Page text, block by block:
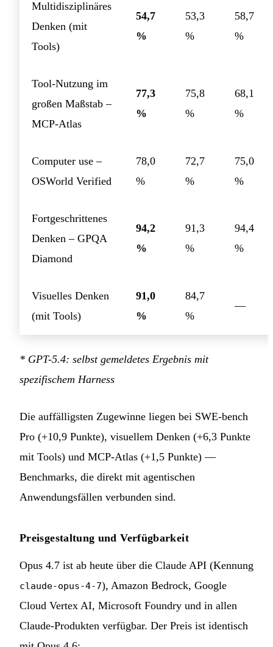
Multidisziplinäres
Denken (mit
Tools)
54,7
%
53,3
%
58,7
%
Tool-Nutzung im
großen Maßstab –
MCP-Atlas
77,3
%
75,8
%
68,1
%
Computer use –
OSWorld Verified
78,0
%
72,7
%
75,0
%
Fortgeschrittenes
Denken – GPQA
Diamond
94,2
%
91,3
%
94,4
%
Visuelles Denken
(mit Tools)
91,0
%
84,7
%
—
* GPT-5.4: selbst gemeldetes Ergebnis mit
spezifischem Harness
Die auffälligsten Zugewinne liegen bei SWE-bench
Pro (+10,9 Punkte), visuellem Denken (+6,3 Punkte
mit Tools) und MCP-Atlas (+1,5 Punkte) —
Benchmarks, die direkt mit agentischen
Anwendungsfällen verbunden sind.
Preisgestaltung und Verfügbarkeit
Opus 4.7 ist ab heute über die Claude API (Kennung
claude-opus-4-7), Amazon Bedrock, Google
Cloud Vertex AI, Microsoft Foundry und in allen
Claude-Produkten verfügbar. Der Preis ist identisch